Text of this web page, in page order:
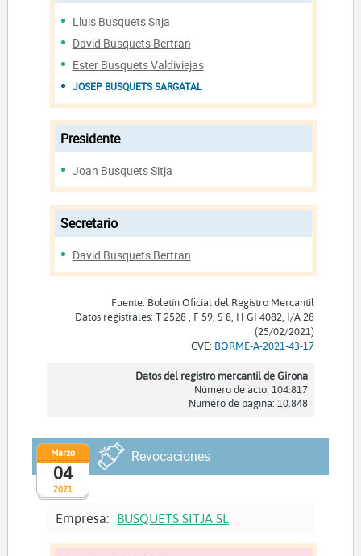
Lluis Busquets Sitja
David Busquets Bertran
Ester Busquets Valdiviejas
JOSEP BUSQUETS SARGATAL
Presidente
Joan Busquets Sitja
Secretario
David Busquets Bertran
Fuente: Boletín Oficial del Registro Mercantil
Datos registrales: T 2528 , F 59, S 8, H GI 4082, I/A 28
(25/02/2021)
CVE: BORME-A-2021-43-17
Datos del registro mercantil de Girona
Número de acto: 104.817
Número de página: 10.848
2021
Marzo
04
Revocaciones
Empresa: BUSQUETS SITJA SL